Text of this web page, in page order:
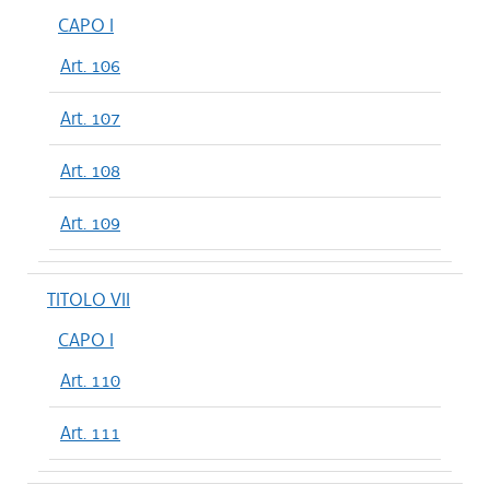
CAPO I
Art. 106
Art. 107
Art. 108
Art. 109
TITOLO VII
CAPO I
Art. 110
Art. 111